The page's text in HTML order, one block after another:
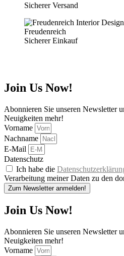
Sicherer Versand
Sicherer Einkauf
Join Us Now!
Abonnieren Sie unseren Newsletter
Neuigkeiten mehr!
Vorname
Nachname
E-Mail
Datenschutz
Ich habe die
Verarbeitung meiner Daten zu den
Zum Newsletter anmelden!
Join Us Now!
Abonnieren Sie unseren Newsletter
Neuigkeiten mehr!
Vorname